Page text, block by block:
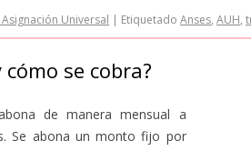
Universal | Etiquetado Anses, AUH,
se cobra?
de manera mensual a
Se abona un monto fijo por